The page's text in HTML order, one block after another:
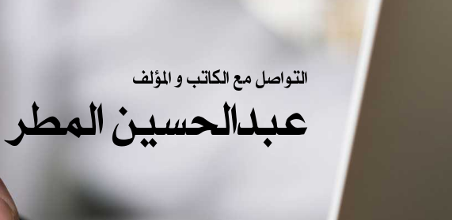
التواصل مع الكاتب و المؤلف
عبدالحسين المطر